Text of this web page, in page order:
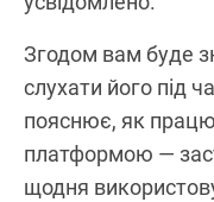
Згодом вам буде
слухати його під
пояснює, як
платформою —
щодня